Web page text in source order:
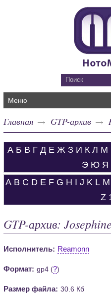
Меню
Главная GTP-архив
А Б В Г Д Е Ж З И К Л М
Э Ю Я
A B C D E F G H I J K L M
Z
GTP-архив: Josephine
Исполнитель: Reamonn
Формат: gp4 (?)
Размер файла: 30.6 Кб